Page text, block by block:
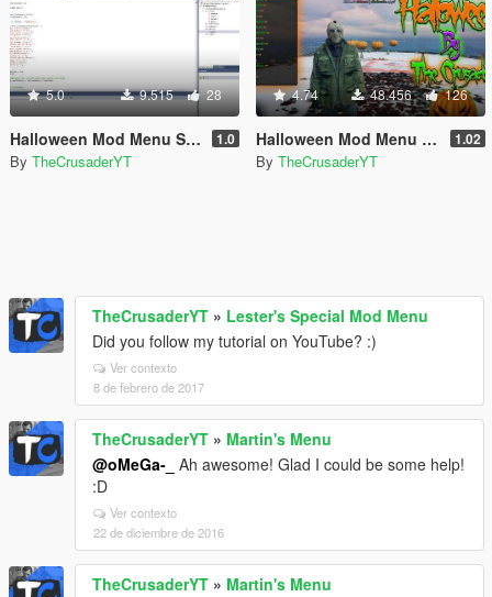
5.0 9.515 28
Halloween Mod Menu Source Code (C++) 1.0
By TheCrusaderYT
4.74 48.456 126
Halloween Mod Menu (Open Source) 1.02
By TheCrusaderYT
TheCrusaderYT » Lester's Special Mod Menu
Did you follow my tutorial on YouTube? :)
Ver contexto
8 de febrero de 2017
TheCrusaderYT » Martin's Menu
@oMeGa-_ Ah awesome! Glad I could be some help!
:D
Ver contexto
22 de diciembre de 2016
TheCrusaderYT » Martin's Menu